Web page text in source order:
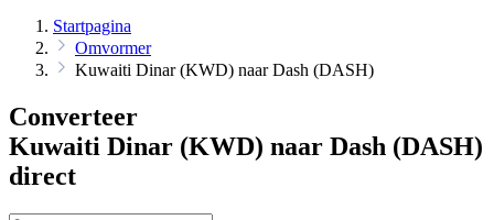
Startpagina
Omvormer
Kuwaiti Dinar (KWD) naar Dash (DASH)
Converteer
Kuwaiti Dinar (KWD) naar Dash (DASH)
direct